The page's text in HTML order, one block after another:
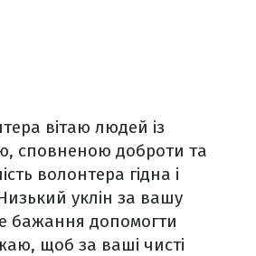
вітаю людей із
сповненою доброти та
волонтера гідна і
уклін за вашу
бажання допомогти
щоб за ваші чисті